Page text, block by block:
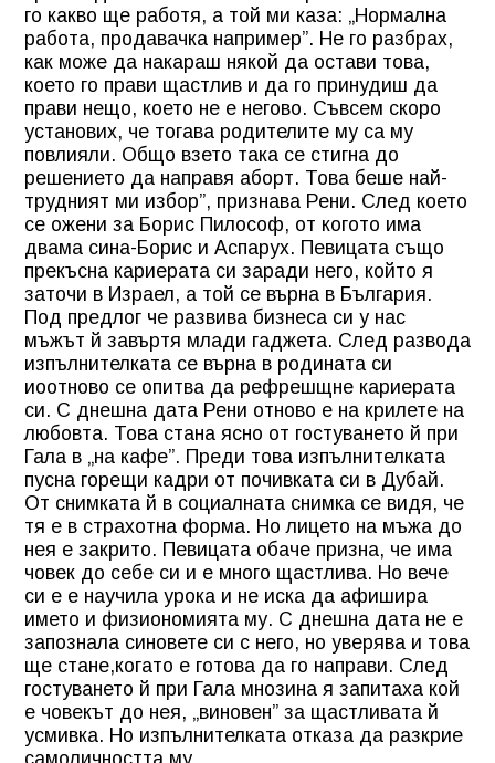
го какво ще работя, а той ми каза: „Нормална
работа, продавачка например”. Не го разбрах,
как може да накараш някой да остави това,
което го прави щастлив и да го принудиш да
прави нещо, което не е негово. Съвсем скоро
установих, че тогава родителите му са му
повлияли. Общо взето така се стигна до
решението да направя аборт. Това беше най-
трудният ми избор”, признава Рени. След което
се ожени за Борис Пилософ, от когото има
двама сина-Борис и Аспарух. Певицата също
прекъсна кариерата си заради него, който я
заточи в Израел, а той се върна в България.
Под предлог че развива бизнеса си у нас
мъжът й завъртя млади гаджета. След развода
изпълнителката се върна в родината си
иоотново се опитва да рефрешщне кариерата
си. С днешна дата Рени отново е на крилете на
любовта. Това стана ясно от гостуването й при
Гала в „на кафе”. Преди това изпълнителката
пусна горещи кадри от почивката си в Дубай.
От снимката й в социалната снимка се видя, че
тя е в страхотна форма. Но лицето на мъжа до
нея е закрито. Певицата обаче призна, че има
човек до себе си и е много щастлива. Но вече
си е е научила урока и не иска да афишира
името и физиономията му. С днешна дата не е
запознала синовете си с него, но уверява и това
ще стане,когато е готова да го направи. След
гостуването й при Гала мнозина я запитаха кой
е човекът до нея, „виновен” за щастливата й
усмивка. Но изпълнителката отказа да разкрие
самоличността му.